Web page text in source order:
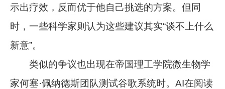
示出疗效，反而优于他自己挑选的方案。但同
时，一些科学家则认为这些建议其实“谈不上什么
新意”。
类似的争议也出现在帝国理工学院微生物学
家何塞·佩纳德斯团队测试谷歌系统时。AI在阅读